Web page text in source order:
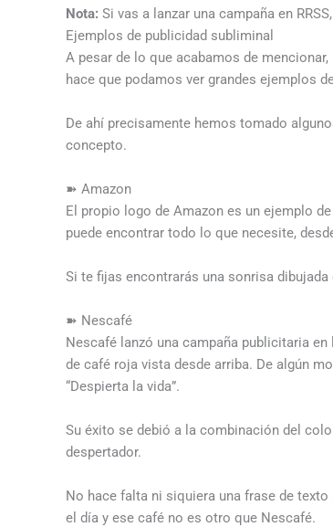
Nota: Si vas a lanzar una campaña en
Ejemplos de publicidad subliminal
A pesar de lo que acabamos de
hace que podamos ver grandes ejemplos
De ahí precisamente hemos tomado
concepto.
➽ Amazon
El propio logo de Amazon es un ejemplo
puede encontrar todo lo que necesite,
Si te fijas encontrarás una sonrisa
➽ Nescafé
Nescafé lanzó una campaña publicitaria
de café roja vista desde arriba. De algún
“Despierta la vida”.
Su éxito se debió a la combinación del
despertador.
No hace falta ni siquiera una frase de
el día y ese café no es otro que Nescafé.